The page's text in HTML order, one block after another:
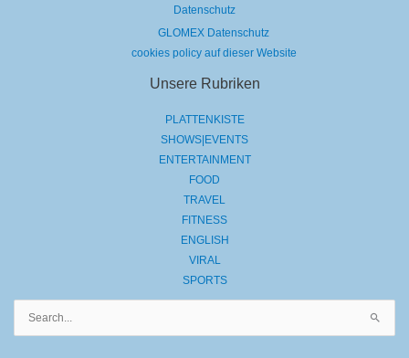
Datenschutz
GLOMEX Datenschutz
cookies policy auf dieser Website
Unsere Rubriken
PLATTENKISTE
SHOWS|EVENTS
ENTERTAINMENT
FOOD
TRAVEL
FITNESS
ENGLISH
VIRAL
SPORTS